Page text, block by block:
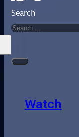
Search
Watch